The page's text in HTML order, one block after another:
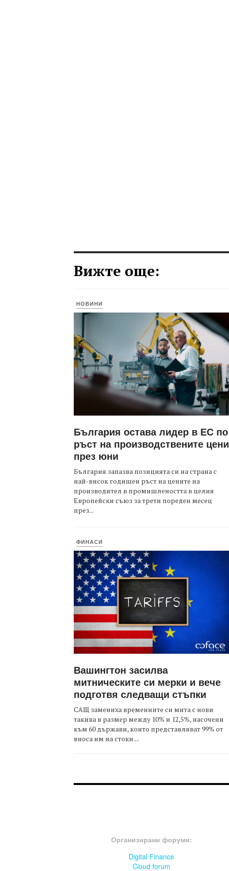
Вижте още:
НОВИНИ
България остава лидер в ЕС по
ръст на производствените цени
през юни
България запазва позицията си на страна с
най-висок годишен ръст на цените на
производител в промишлеността в целия
Европейски съюз за трети пореден месец
през...
ФИНАСИ
Вашингтон засилва
митническите си мерки и вече
подготвя следващи стъпки
САЩ замениха временните си мита с нови
такива в размер между 10% и 12,5%, насочени
към 60 държави, които представляват 99% от
вноса им на стоки....
Организирани форуми:
Digital Finance
Cloud forum